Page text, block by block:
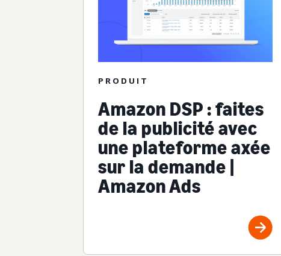
PRODUIT
Amazon DSP : faites
de la publicité avec
une plateforme axée
sur la demande |
Amazon Ads